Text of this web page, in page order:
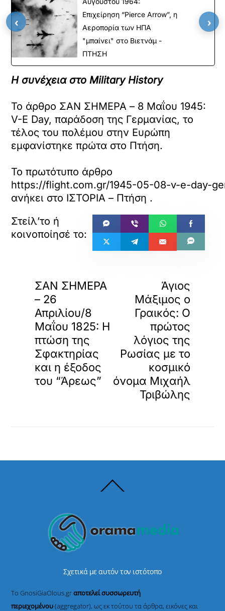
Επιχείρηση “Pierce Arrow”, η
Αεροπορία των ΗΠΑ
"μπαίνει" στο Βιετνάμ -
ΠΤΗΣΗ
Η συνέχεια στο Military History
Το άρθρο ΣΑΝ ΣΗΜΕΡΑ – 8 Μαΐου 1945:
V-E Day, παράδοση της Γερμανίας, το
τέλος του πολέμου στην Ευρώπη
εμφανίστηκε πρώτα στο Πτήση.
Το πρωτότυπο άρθρο
https://flight.com.gr/1945-05-08-v-e-day-
ανήκει στο ΙΣΤΟΡΙΑ – Πτήση .
ΣΑΝ ΣΗΜΕΡΑ
– 26
Απριλίου/8
Μαΐου 1825: Η
πτώση της
Σφακτηρίας
και η έξοδος
του “Άρεως”
Άγιος
Μάξιμος ο
Γραικός: Ο
πρώτος
λόγιος της
Ρωσίας με το
κοσμικό
όνομα Μιχαήλ
Τριβώλης
To
Σχετικά με αυτόν τον ιστότοπο
Το GnosiGiaOlous.grαποτελεί συσσωρευτή
περιεχομένου(aggregator), ως εκ τούτου τα άρθρα, εικόνες και
‹ ›